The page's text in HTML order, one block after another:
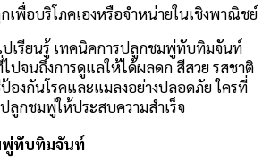
เพื่อบริโภคเองหรือจำหน่ายในเชิงพาณิชย์
เรียนรู้ เทคนิคการปลูกชมพู่ทับทิมจันท์
ปจนถึงการดูแลให้ได้ผลดก สีสวย รสชาติ
องกันโรคและแมลงอย่างปลอดภัย ใครที่
ลูกชมพู่ให้ประสบความสำเร็จ
พู่ทับทิมจันท์